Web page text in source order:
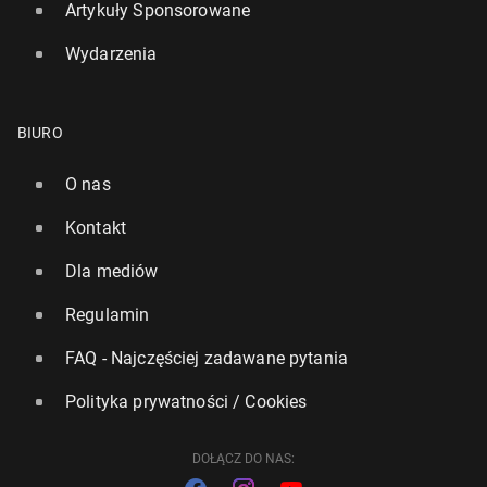
serca
Artykuły Sponsorowane
Wydarzenia
BIURO
O nas
Kontakt
Dla mediów
Regulamin
FAQ - Najczęściej zadawane pytania
Polityka prywatności / Cookies
DOŁĄCZ DO NAS: